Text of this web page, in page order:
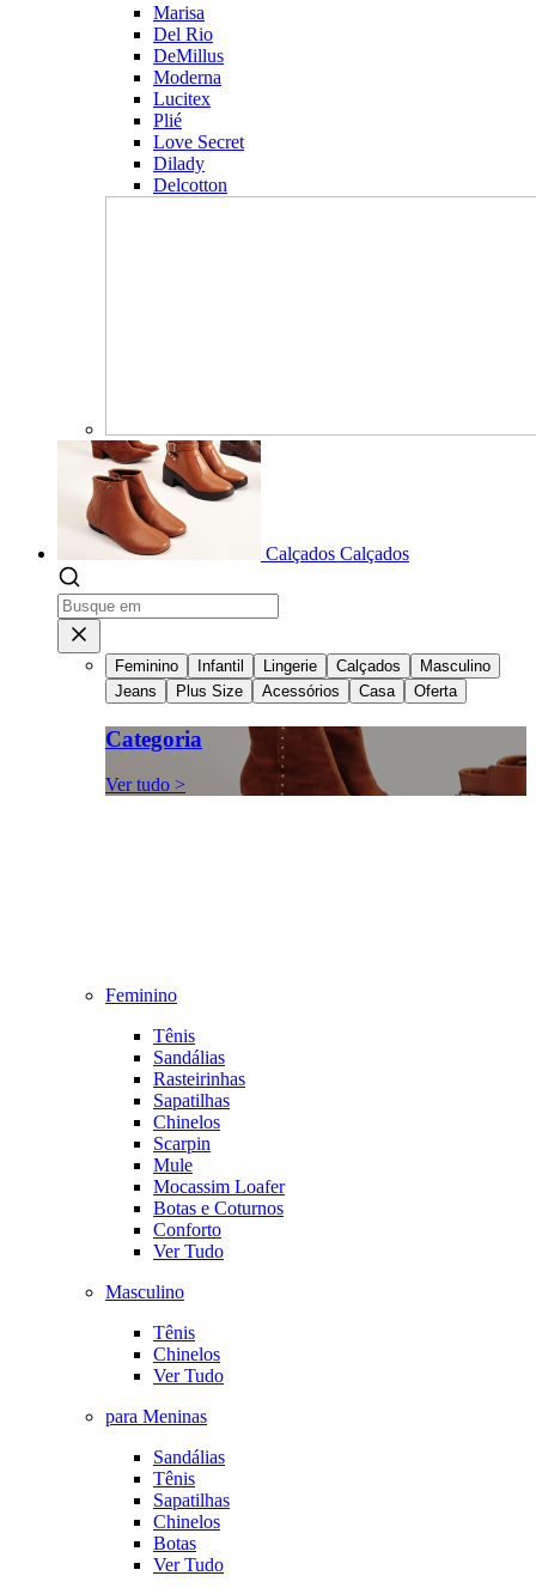
Marisa
Del Rio
DeMillus
Moderna
Lucitex
Plié
Love Secret
Dilady
Delcotton
Calçados Calçados
Feminino Infantil Lingerie Calçados
Masculino
Jeans
Plus Size Acessórios Casa Oferta
Categoria
Ver tudo >
Feminino
Tênis
Sandálias
Rasteirinhas
Sapatilhas
Chinelos
Scarpin
Mule
Mocassim Loafer
Botas e Coturnos
Conforto
Ver Tudo
Masculino
Tênis
Chinelos
Ver Tudo
para Meninas
Sandálias
Tênis
Sapatilhas
Chinelos
Botas
Ver Tudo